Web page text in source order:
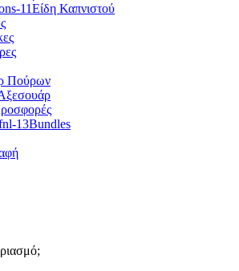
Είδη Καπνιστού
Πούρων
Bundles